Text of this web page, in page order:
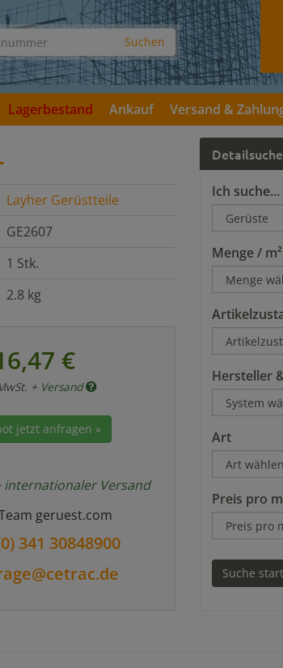
Lagerbestand Ankauf Versand &
Layher Gerüstteile
GE2607
1 Stk.
2.8 kg
€
+ Versand
jetzt anfragen »
internationaler Versand
geruest.com
341 30848900
Detailsuche
Ich suche...
Menge / m²
Hersteller
Art
Preis pro